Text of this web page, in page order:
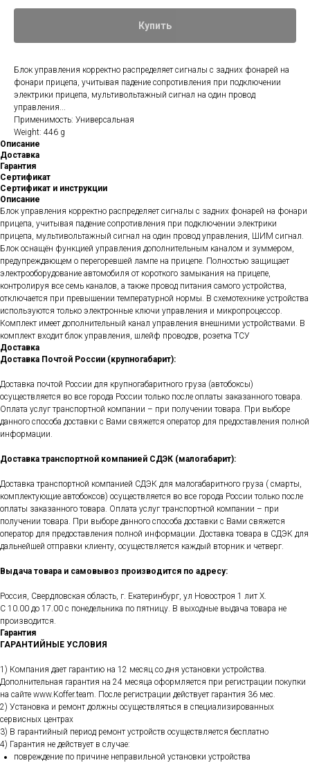
Купить
Блок управления корректно распределяет сигналы с задних фонарей на
фонари прицепа, учитывая падение сопротивления при подключении
электрики прицепа, мультивольтажный сигнал на один провод
управления...
Применимость: Универсальная
Weight: 446 g
Описание
Доставка
Гарантия
Сертификат
Сертификат и инструкции
Описание
Блок управления корректно распределяет сигналы с задних фонарей на фонари
прицепа, учитывая падение сопротивления при подключении электрики
прицепа, мультивольтажный сигнал на один провод управления, ШИМ сигнал.
Блок оснащён функцией управления дополнительным каналом и зуммером,
предупреждающем о перегоревшей лампе на прицепе. Полностью защищает
электрооборудование автомобиля от короткого замыкания на прицепе,
контролируя все семь каналов, а также провод питания самого устройства,
отключается при превышении температурной нормы. В схемотехнике устройства
используются только электронные ключи управления и микропроцессор.
Комплект имеет дополнительный канал управления внешними устройствами. В
комплект входит блок управления, шлейф проводов, розетка ТСУ
Доставка
Доставка Почтой России (крупногабарит):
Доставка почтой России для крупногабаритного груза (автобоксы)
осуществляется во все города России только после оплаты заказанного товара.
Оплата услуг транспортной компании – при получении товара. При выборе
данного способа доставки с Вами свяжется оператор для предоставления полной
информации.
Доставка транспортной компанией СДЭК (малогабарит):
Доставка транспортной компанией СДЭК для малогабаритного груза ( смарты,
комплектующие автобоксов) осуществляется во все города России только после
оплаты заказанного товара. Оплата услуг транспортной компании – при
получении товара. При выборе данного способа доставки с Вами свяжется
оператор для предоставления полной информации. Доставка товара в СДЭК для
дальнейшей отправки клиенту, осуществляется каждый вторник и четверг.
Выдача товара и самовывоз производится по адресу:
Россия, Свердловская область, г. Екатеринбург, ул Новостроя 1 лит Х.
С 10.00 до 17.00 с понедельника по пятницу. В выходные выдача товара не
производится.
Гарантия
ГАРАНТИЙНЫЕ УСЛОВИЯ
1) Компания дает гарантию на 12 месяц со дня установки устройства.
Дополнительная гарантия на 24 месяца оформляется при регистрации покупки
на сайте www.Koffer.team. После регистрации действует гарантия 36 мес.
2) Установка и ремонт должны осуществляться в специализированных
сервисных центрах
3) В гарантийный период ремонт устройств осуществляется бесплатно
4) Гарантия не действует в случае:
повреждение по причине неправильной установки устройства